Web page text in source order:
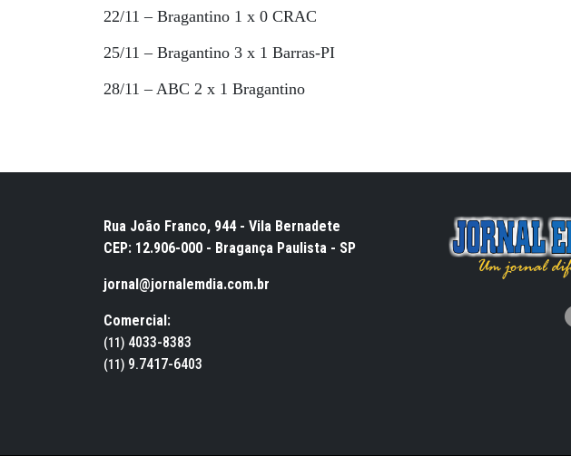
22/11 – Bragantino 1 x 0 CRAC
25/11 – Bragantino 3 x 1 Barras-PI
28/11 – ABC 2 x 1 Bragantino
Rua João Franco, 944 - Vila Bernadete
CEP: 12.906-000 - Bragança Paulista - SP
jornal@jornalemdia.com.br
Comercial:
(11) 4033-8383
(11) 9.7417-6403